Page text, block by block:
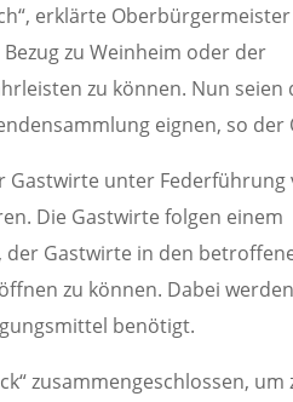
erklärte Oberbürgermeister
zu Weinheim oder der
zu können. Nun seien
eignen, so der
unter Federführung
Die Gastwirte folgen einem
der Gastwirte in den
zu können. Dabei
benötigt.
zusammengeschlossen, um